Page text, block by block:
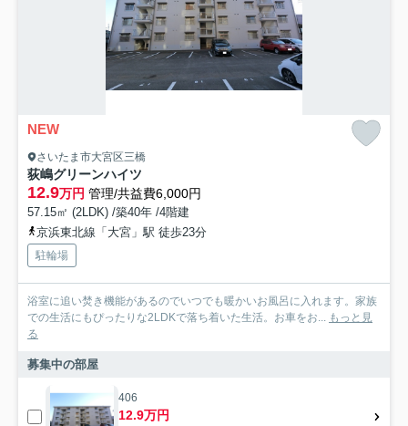
NEW
さいたま市大宮区三橋
荻嶋グリーンハイツ
12.9万円 管理/共益費6,000円
57.15㎡ (2LDK) /築40年 /4階建
京浜東北線「大宮」駅 徒歩23分
駐輪場
浴室に追い焚き機能があるのでいつでも暖かいお風呂に入れます。家族
での生活にもぴったりな2LDKで落ち着いた生活。お車をお... もっと見
る
募集中の部屋
406
12.9万円